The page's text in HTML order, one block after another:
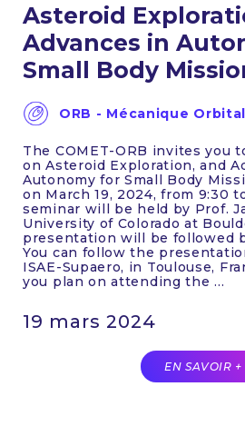
19 mars 2024
Asteroid
Advances in
Small Body
ORB - Mécanique
The COMET-ORB invites you
on Asteroid Exploration, and
Autonomy for Small Body
on March 19, 2024, from 9:30
seminar will be held by Prof.
University of Colorado at
presentation will be followed
You can follow the
ISAE-Supaero, in Toulouse,
you plan on attending the ...
EN SAVOIR +